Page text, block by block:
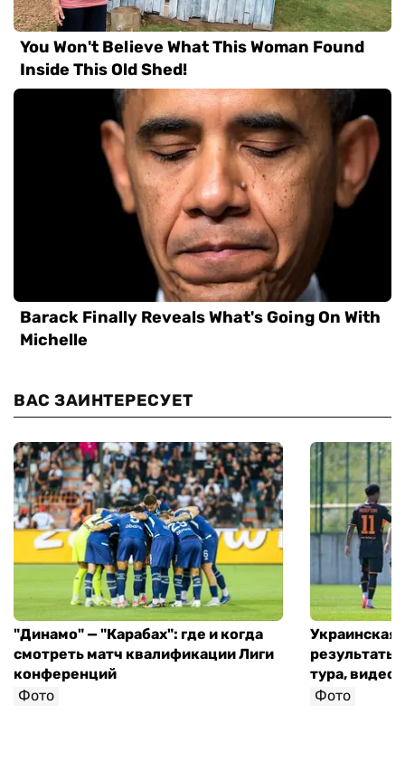
ВАС ЗАИНТЕРЕСУЕТ
"Динамо" — "Карабах": где и когда
смотреть матч квалификации Лиги
конференций
Фото
Украинская
результаты
тура, видео
Фото